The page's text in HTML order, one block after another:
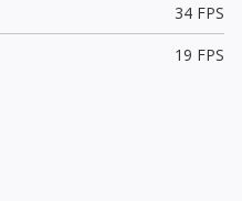
34 FPS
19 FPS